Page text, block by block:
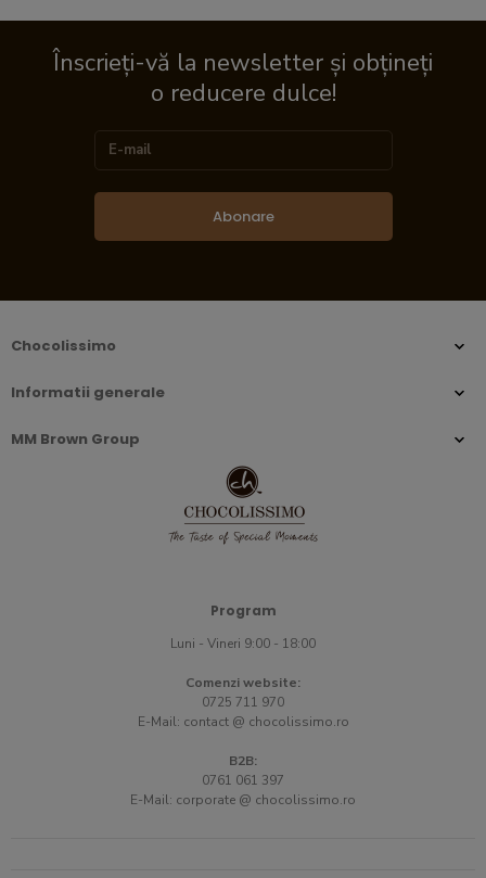
Înscrieți-vă la newsletter și obțineți
o reducere dulce!
Abonare
Chocolissimo
Informatii generale
MM Brown Group
Program
Luni - Vineri 9:00 - 18:00
Comenzi website:
0725 711 970
E-Mail: contact @ chocolissimo.ro
B2B:
0761 061 397
E-Mail: corporate @ chocolissimo.ro